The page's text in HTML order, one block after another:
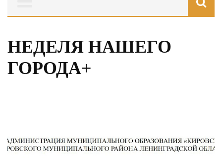
НЕДЕЛЯ НАШЕГО
ГОРОДА+